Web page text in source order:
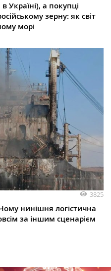
а покупці
зерну: як світ
морі
3825
нинішня логістична
за іншим сценарієм